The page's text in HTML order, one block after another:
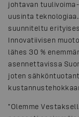
johtavan
uusinta
suunniteltu
Innovatiivisen
lähes 30 %
asennettavissa
joten
"Olemme